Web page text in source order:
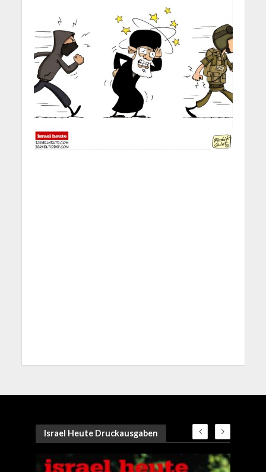
Israel Heute Druckausgaben